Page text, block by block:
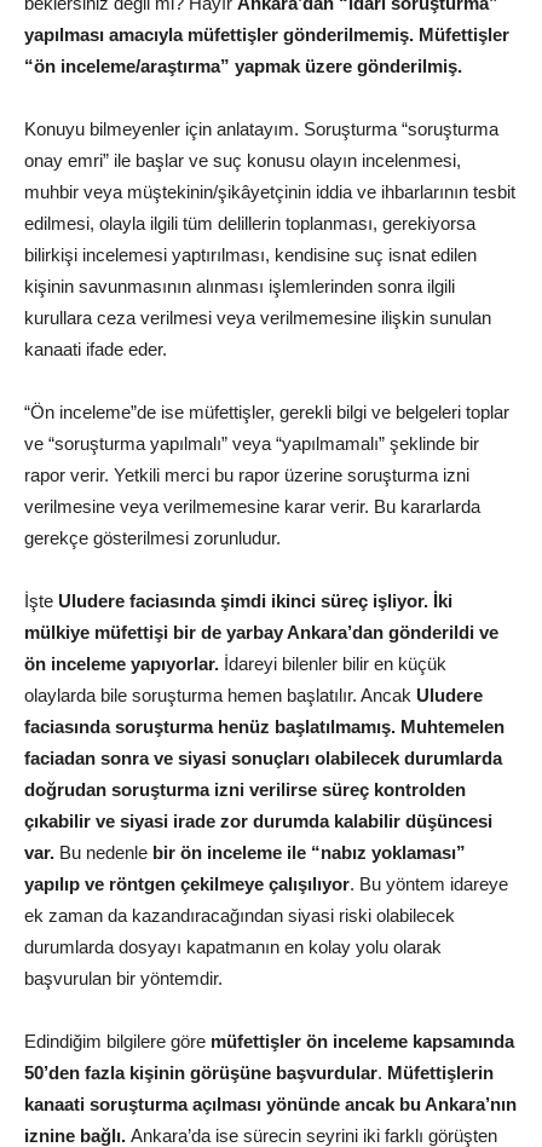
yapılması amacıyla müfettişler gönderilmemiş. Müfettişler
“ön inceleme/araştırma” yapmak üzere gönderilmiş.
Konuyu bilmeyenler için anlatayım. Soruşturma “soruşturma
onay emri” ile başlar ve suç konusu olayın incelenmesi,
muhbir veya müştekinin/şikâyetçinin iddia ve ihbarlarının tesbit
edilmesi, olayla ilgili tüm delillerin toplanması, gerekiyorsa
bilirkişi incelemesi yaptırılması, kendisine suç isnat edilen
kişinin savunmasının alınması işlemlerinden sonra ilgili
kurullara ceza verilmesi veya verilmemesine ilişkin sunulan
kanaati ifade eder.
“Ön inceleme”de ise müfettişler, gerekli bilgi ve belgeleri toplar
ve “soruşturma yapılmalı” veya “yapılmamalı” şeklinde bir
rapor verir. Yetkili merci bu rapor üzerine soruşturma izni
verilmesine veya verilmemesine karar verir. Bu kararlarda
gerekçe gösterilmesi zorunludur.
İşte Uludere faciasında şimdi ikinci süreç işliyor. İki
mülkiye müfettişi bir de yarbay Ankara’dan gönderildi ve
ön inceleme yapıyorlar. İdareyi bilenler bilir en küçük
olaylarda bile soruşturma hemen başlatılır. Ancak Uludere
faciasında soruşturma henüz başlatılmamış. Muhtemelen
faciadan sonra ve siyasi sonuçları olabilecek durumlarda
doğrudan soruşturma izni verilirse süreç kontrolden
çıkabilir ve siyasi irade zor durumda kalabilir düşüncesi
var. Bu nedenle bir ön inceleme ile “nabız yoklaması”
yapılıp ve röntgen çekilmeye çalışılıyor. Bu yöntem idareye
ek zaman da kazandıracağından siyasi riski olabilecek
durumlarda dosyayı kapatmanın en kolay yolu olarak
başvurulan bir yöntemdir.
Edindiğim bilgilere göre müfettişler ön inceleme kapsamında
50’den fazla kişinin görüşüne başvurdular. Müfettişlerin
kanaati soruşturma açılması yönünde ancak bu Ankara’nın
iznine bağlı. Ankara’da ise sürecin seyrini iki farklı görüşten